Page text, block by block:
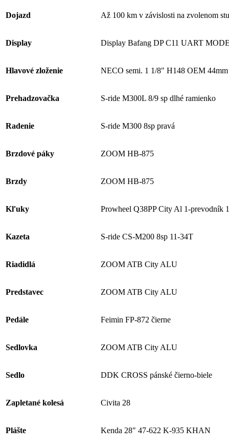
Dojazd Až 100 km v závislosti na zvolenom
Display Display Bafang DP C11 UART
Hlavové zloženie NECO semi. 1 1/8" H148 OEM 44mm
Prehadzovačka S-ride M300L 8/9 sp dlhé ramienko
Radenie S-ride M300 8sp pravá
Brzdové páky ZOOM HB-875
Brzdy ZOOM HB-875
Kľuky Prowheel Q38PP City Al 1-prevodník
Kazeta S-ride CS-M200 8sp 11-34T
Riadidlá ZOOM ATB City ALU
Predstavec ZOOM ATB City ALU
Pedále Feimin FP-872 čierne
Sedlovka ZOOM ATB City ALU
Sedlo DDK CROSS pánské čierno-biele
Zapletané kolesá Civita 28
Plášte Kenda 28" 47-622 K-935 KHAN